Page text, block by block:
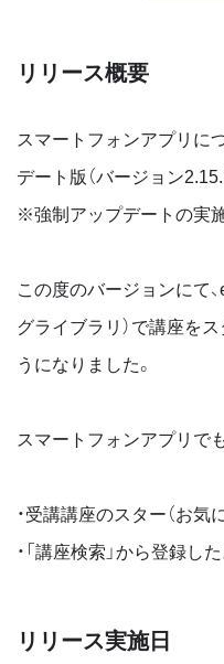
リリース概要
スマートフォンアプリに
デート版（バージョン
※強制アップデートの実
この度のバージョンにて
グライブラリ）で講座を
うになりました。
スマートフォンアプリで
・受講講座のスター（お気
・「講座検索」から登録
リリース実施日